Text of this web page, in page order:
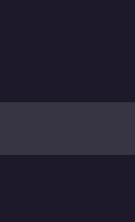
al